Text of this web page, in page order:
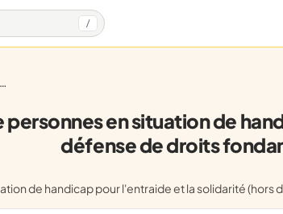
/
en situation de
défense de droits
de handicap pour l'entraide et la solidarité